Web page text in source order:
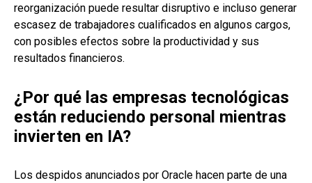
reorganización puede resultar disruptivo e incluso generar
escasez de trabajadores cualificados en algunos cargos,
con posibles efectos sobre la productividad y sus
resultados financieros.
¿Por qué las empresas tecnológicas
están reduciendo personal mientras
invierten en IA?
Los despidos anunciados por Oracle hacen parte de una